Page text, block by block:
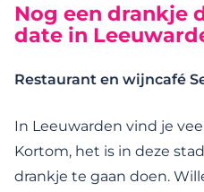
Nog een drankje
date in
Restaurant en wijncafé
In Leeuwarden vind je
Kortom, het is in deze
drankje te gaan doen.